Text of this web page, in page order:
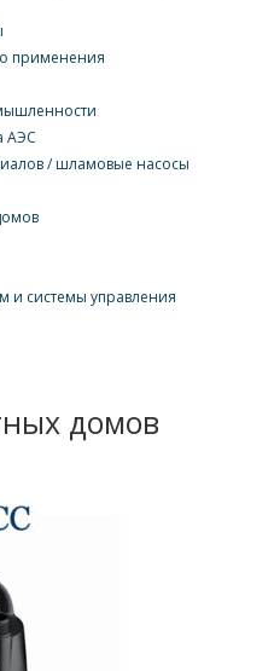
применения
АЭС
/ шламовые насосы
и системы управления
домов